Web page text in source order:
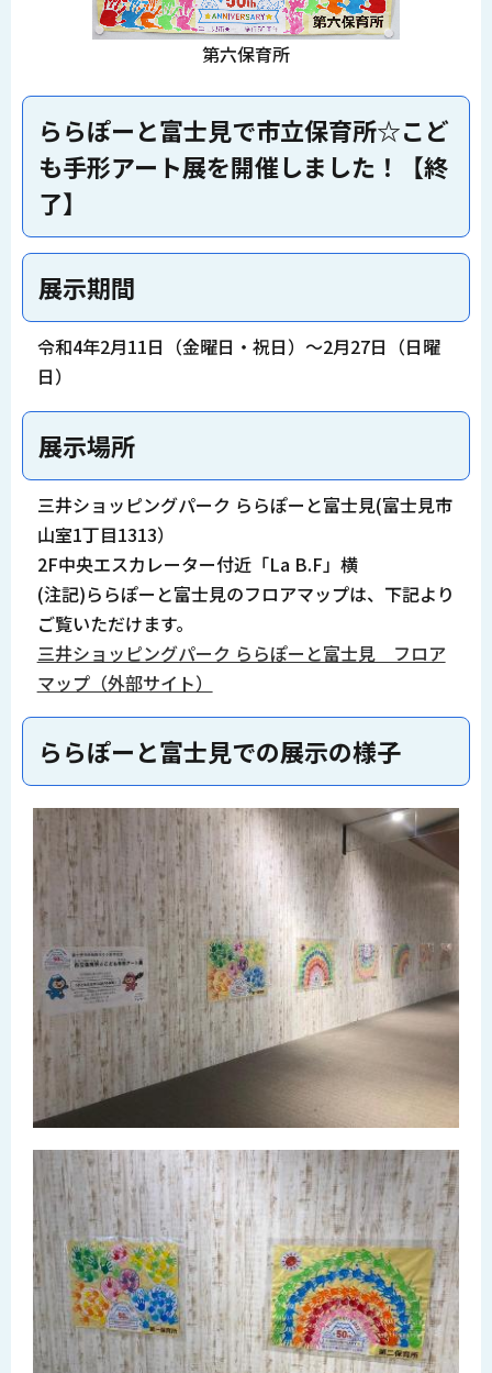
第六保育所
ららぽーと富士見で市立保育所☆こど
も手形アート展を開催しました！【終
了】
展示期間
令和4年2月11日（金曜日・祝日）～2月27日（日曜
日）
展示場所
三井ショッピングパーク ららぽーと富士見(富士見市
山室1丁目1313）
2F中央エスカレーター付近「La B.F」横
(注記)ららぽーと富士見のフロアマップは、下記より
ご覧いただけます。
三井ショッピングパーク ららぽーと富士見 フロア
マップ（外部サイト）
ららぽーと富士見での展示の様子